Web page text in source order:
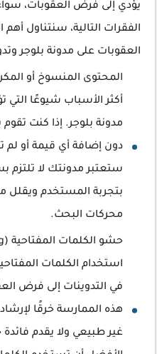
يؤدي إلى فرض العقوبات،
الفقرات التالية، سنتناول
العقوبات على مدونة بلوجر
المحتوى المنسوخ أو
أكثر الأسباب شيوعًا
مدونة بلوجر. إذا كنت
دون إضافة أي قيمة أو لم
ستعتبر مدونتك لا تلتزم
بتجربة المستخدم ويقلل
محركات البحث.
استخدام الكلمات
في التدوينات إلى فرض
هذه الممارسة خرقًا
غير طبيعي ولا يقدم